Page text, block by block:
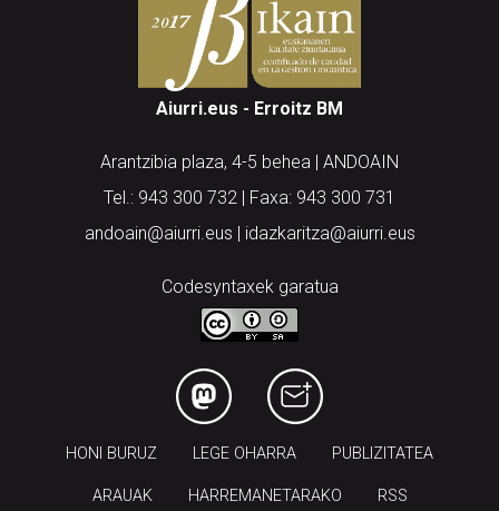
Aiurri.eus - Erroitz BM
Arantzibia plaza, 4-5 behea | ANDOAIN
Tel.: 943 300 732 | Faxa: 943 300 731
andoain@aiurri.eus | idazkaritza@aiurri.eus
Codesyntaxek garatua
HONI BURUZ LEGE OHARRA PUBLIZITATEA
ARAUAK HARREMANETARAKO RSS